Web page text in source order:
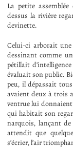
La petite
dessus la rivière
devinette.
Celui-ci arborait une
dessinant comme
pétillait
évaluait son public.
peu, il dépassait
avaient deux à trois
ventrue lui donnaient
qui habitait son
narquois, lançant
attendit que
s’écrier, l’air